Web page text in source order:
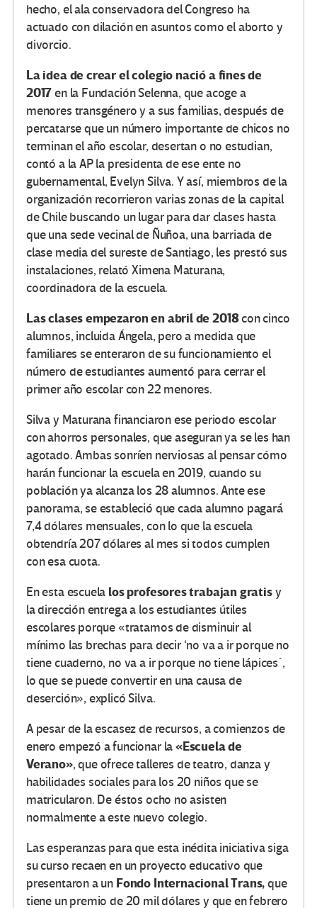
hecho, el ala conservadora del Congreso ha
actuado con dilación en asuntos como el aborto y
divorcio.
La idea de crear el colegio nació a fines de
2017en la Fundación Selenna, que acoge a
menores transgénero y a sus familias, después de
percatarse que un número importante de chicos no
terminan el año escolar, desertan o no estudian,
contó a la AP la presidenta de ese ente no
gubernamental, Evelyn Silva. Y así, miembros de la
organización recorrieron varias zonas de la capital
de Chile buscando un lugar para dar clases hasta
que una sede vecinal de Ñuñoa, una barriada de
clase media del sureste de Santiago, les prestó sus
instalaciones, relató Ximena Maturana,
coordinadora de la escuela.
Las clases empezaron en abril de 2018con cinco
alumnos, incluida Ángela, pero a medida que
familiares se enteraron de su funcionamiento el
número de estudiantes aumentó para cerrar el
primer año escolar con 22 menores.
Silva y Maturana financiaron ese periodo escolar
con ahorros personales, que aseguran ya se les han
agotado. Ambas sonríen nerviosas al pensar cómo
harán funcionar la escuela en 2019, cuando su
población ya alcanza los 28 alumnos. Ante ese
panorama, se estableció que cada alumno pagará
7,4 dólares mensuales, con lo que la escuela
obtendría 207 dólares al mes si todos cumplen
con esa cuota.
En esta escuela los profesores trabajan gratisy
la dirección entrega a los estudiantes útiles
escolares porque «tratamos de disminuir al
mínimo las brechas para decir ‘no va a ir porque no
tiene cuaderno, no va a ir porque no tiene lápices´,
lo que se puede convertir en una causa de
deserción», explicó Silva.
A pesar de la escasez de recursos, a comienzos de
enero empezó a funcionar la«Escuela de
Verano», que ofrece talleres de teatro, danza y
habilidades sociales para los 20 niños que se
matricularon. De éstos ocho no asisten
normalmente a este nuevo colegio.
Las esperanzas para que esta inédita iniciativa siga
su curso recaen en un proyecto educativo que
presentaron a un Fondo Internacional Trans,que
tiene un premio de 20 mil dólares y que en febrero